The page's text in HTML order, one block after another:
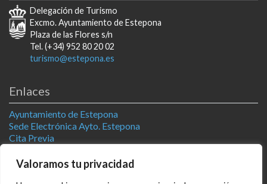
Valoramos tu privacidad
Delegación de Turismo
Excmo. Ayuntamiento de Estepona
Plaza de las Flores s/n
Tel. (+34) 952 80 20 02
turismo@estepona.es
Enlaces
Ayuntamiento de Estepona
Sede Electrónica Ayto. Estepona
Cita Previa
Televisión Estepona